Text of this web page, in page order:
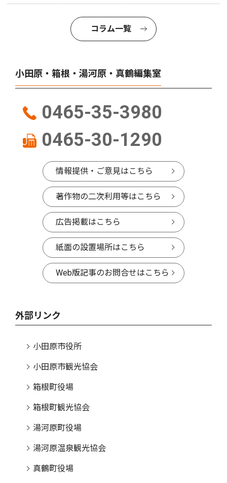
コラム一覧
小田原・箱根・湯河原・真鶴編集室
0465-35-3980
0465-30-1290
情報提供・ご意見はこちら
著作物の二次利用等はこちら
広告掲載はこちら
紙面の設置場所はこちら
Web版記事のお問合せはこちら
外部リンク
小田原市役所
小田原市観光協会
箱根町役場
箱根町観光協会
湯河原町役場
湯河原温泉観光協会
真鶴町役場